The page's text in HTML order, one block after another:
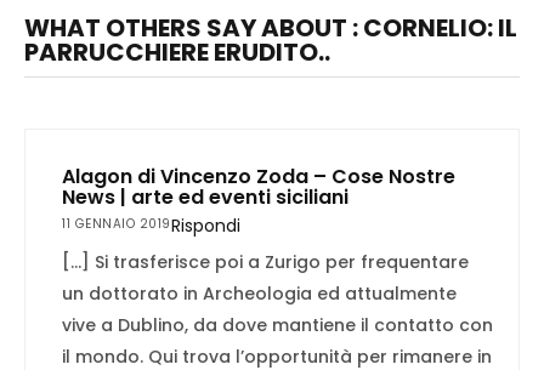
WHAT OTHERS SAY ABOUT : CORNELIO: IL
PARRUCCHIERE ERUDITO..
Alagon di Vincenzo Zoda – Cose Nostre
News | arte ed eventi siciliani
11 GENNAIO 2019Rispondi
[…] Si trasferisce poi a Zurigo per frequentare
un dottorato in Archeologia ed attualmente
vive a Dublino, da dove mantiene il contatto con
il mondo. Qui trova l’opportunità per rimanere in